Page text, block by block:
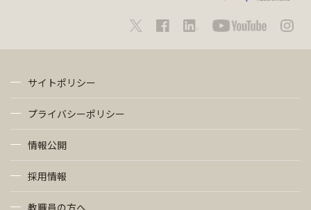
サイトポリシー
プライバシーポリシー
情報公開
採用情報